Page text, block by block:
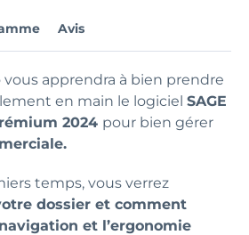
Avis
apprendra à bien prendre
en main le logiciel SAGE
2024 pour bien gérer
temps, vous verrez
dossier et comment
et l’ergonomie